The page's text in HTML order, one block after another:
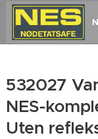
532027
NES-
Uten